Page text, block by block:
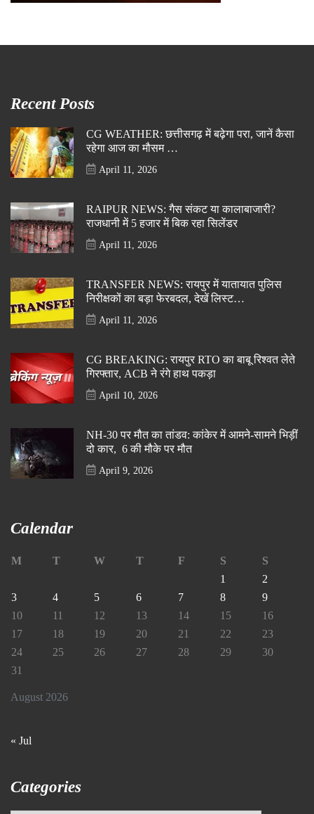
Recent Posts
CG WEATHER: छत्तीसगढ़ में बढ़ेगा परा, जानें कैसा
रहेगा आज का मौसम …
April 11, 2026
RAIPUR NEWS: गैस संकट या कालाबाजारी?
राजधानी में 5 हजार में बिक रहा सिलेंडर
April 11, 2026
TRANSFER NEWS: रायपुर में यातायात पुलिस
निरीक्षकों का बड़ा फेरबदल, देखें लिस्ट…
April 11, 2026
CG BREAKING: रायपुर RTO का बाबू रिश्वत लेते
गिरफ्तार, ACB ने रंगे हाथ पकड़ा
April 10, 2026
NH-30 पर मौत का तांडव: कांकेर में आमने-सामने भिड़ीं
दो कार, 6 की मौके पर मौत
April 9, 2026
Calendar
August 2026
M T W T F S
S
1
2
3
4 5 6 7 8
9
10
11 12 13 14 15
16
17
18 19 20 21 22
23
24
25 26 27 28 29
30
31
« Jul
Categories